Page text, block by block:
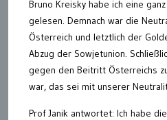
Bruno Kreisky habe ich eine
gelesen. Demnach war die
Österreich und letztlich der
Abzug der Sowjetunion.
gegen den Beitritt Österreichs
war, das sei mit unserer
Prof Janik antwortet: Ich habe